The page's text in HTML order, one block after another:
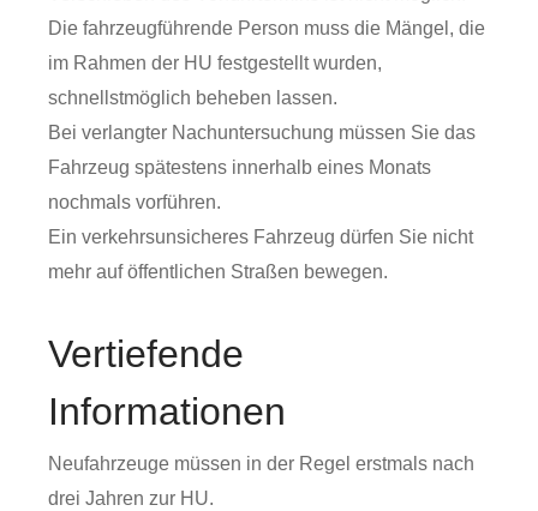
Die fahrzeugführende Person muss die Mängel, die
im Rahmen der HU festgestellt wurden,
schnellstmöglich beheben lassen.
Bei verlangter Nachuntersuchung müssen Sie das
Fahrzeug spätestens innerhalb eines Monats
nochmals vorführen.
Ein verkehrsunsicheres Fahrzeug dürfen Sie nicht
mehr auf öffentlichen Straßen bewegen.
Vertiefende
Informationen
Neufahrzeuge müssen in der Regel erstmals nach
drei Jahren zur HU.